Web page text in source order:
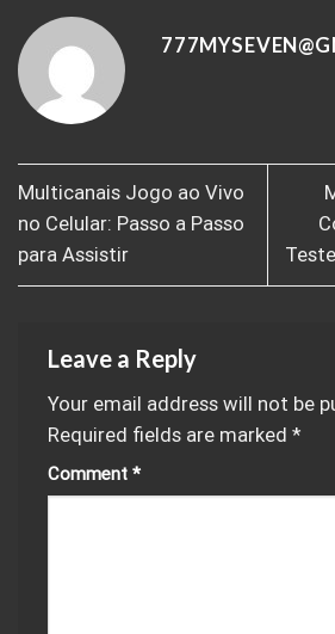
Multicanais Jogo ao Vivo
no Celular: Passo a Passo
para Assistir
Leave a Reply
Your email address will not be
Required fields are marked *
Comment *